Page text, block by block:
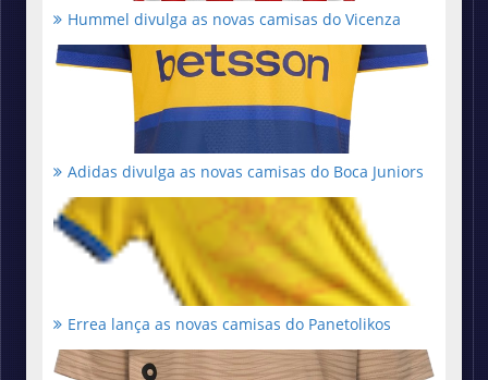
Hummel divulga as novas camisas do Vicenza
Adidas divulga as novas camisas do Boca Juniors
Errea lança as novas camisas do Panetolikos